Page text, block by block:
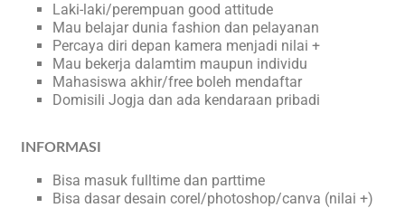
Laki-laki/perempuan good attitude
Mau belajar dunia fashion dan pelayanan
Percaya diri depan kamera menjadi nilai +
Mau bekerja dalamtim maupun individu
Mahasiswa akhir/free boleh mendaftar
Domisili Jogja dan ada kendaraan pribadi
INFORMASI
Bisa masuk fulltime dan parttime
Bisa dasar desain corel/photoshop/canva (nilai +)